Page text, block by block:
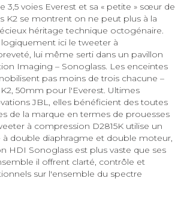
3,5 voies Everest et sa « petite » sœur de
K2 se montrent on ne peut plus à la
héritage technique octogénaire.
ici le tweeter à
lui même serti dans un pavillon
Imaging – Sonoglass. Les enceintes
pas moins de trois chacune –
50mm pour l'Everest. Ultimes
JBL, elles bénéficient des toutes
de la marque en termes de prouesses
à compression D2815K utilise un
double diaphragme et double moteur,
HDI Sonoglass est plus vaste que ses
il offrent clarté, contrôle et
sur l'ensemble du spectre